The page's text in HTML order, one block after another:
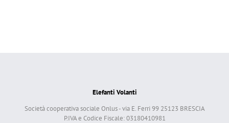
Elefanti Volanti
Società cooperativa sociale Onlus - via E. Ferri 99 25123 BRESCIA
P.IVA e Codice Fiscale: 03180410981